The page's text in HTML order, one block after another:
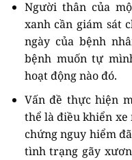
Người thân của
xanh cần giám sát
ngày của bệnh
bệnh muốn tự
hoạt động nào đó.
Vấn đề thực hiện
thể là điều khiển xe
chứng nguy hiểm
tình trạng gãy